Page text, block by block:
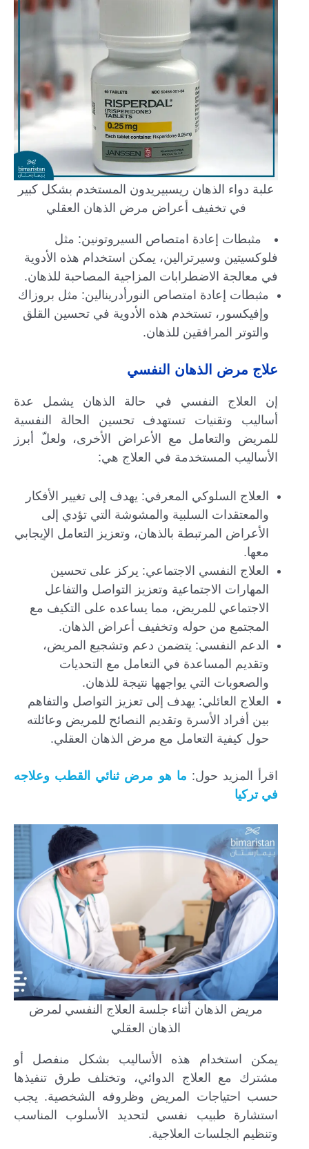
علبة دواء الذهان ريسبيريدون المستخدم بشكل كبير
في تخفيف أعراض مرض الذهان العقلي
مثبطات إعادة امتصاص السيروتونين: مثل
فلوكسيتين وسيرترالين، يمكن استخدام هذه الأدوية
في معالجة الاضطرابات المزاجية المصاحبة للذهان.
مثبطات إعادة امتصاص النورأدرينالين: مثل بروزاك
وإفيكسور، تستخدم هذه الأدوية في تحسين القلق
والتوتر المرافقين للذهان.
علاج مرض الذهان النفسي
إن العلاج النفسي في حالة الذهان يشمل عدة
أساليب وتقنيات تستهدف تحسين الحالة النفسية
للمريض والتعامل مع الأعراض الأخرى، ولعلّ أبرز
الأساليب المستخدمة في العلاج هي:
العلاج السلوكي المعرفي: يهدف إلى تغيير الأفكار
والمعتقدات السلبية والمشوشة التي تؤدي إلى
الأعراض المرتبطة بالذهان، وتعزيز التعامل الإيجابي
معها.
العلاج النفسي الاجتماعي: يركز على تحسين
المهارات الاجتماعية وتعزيز التواصل والتفاعل
الاجتماعي للمريض، مما يساعده على التكيف مع
المجتمع من حوله وتخفيف أعراض الذهان.
الدعم النفسي: يتضمن دعم وتشجيع المريض،
وتقديم المساعدة في التعامل مع التحديات
والصعوبات التي يواجهها نتيجة للذهان.
العلاج العائلي: يهدف إلى تعزيز التواصل والتفاهم
بين أفراد الأسرة وتقديم النصائح للمريض وعائلته
حول كيفية التعامل مع مرض الذهان العقلي.
اقرأ المزيد حول: ما هو مرض ثنائي القطب وعلاجه
في تركيا
مريض الذهان أثناء جلسة العلاج النفسي لمرض
الذهان العقلي
يمكن استخدام هذه الأساليب بشكل منفصل أو
مشترك مع العلاج الدوائي، وتختلف طرق تنفيذها
حسب احتياجات المريض وظروفه الشخصية. يجب
استشارة طبيب نفسي لتحديد الأسلوب المناسب
وتنظيم الجلسات العلاجية.